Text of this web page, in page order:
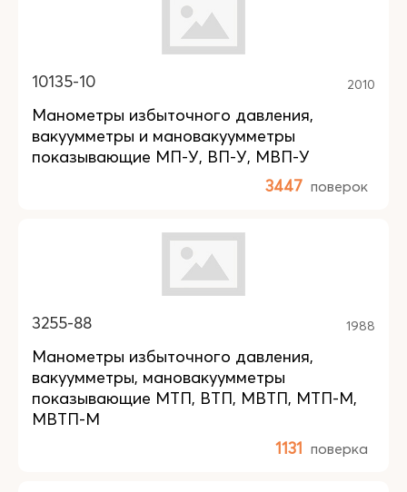
10135-10 2010
Манометры избыточного давления,
вакуумметры и мановакуумметры
показывающие МП-У, ВП-У, МВП-У
3447 поверок
3255-88 1988
Манометры избыточного давления,
вакуумметры, мановакуумметры
показывающие МТП, ВТП, МВТП, МТП-М,
МВТП-М
1131 поверка